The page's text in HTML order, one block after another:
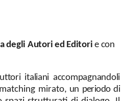
degli Autori ed Editorie con
italiani accompagnandoli
matching mirato, un periodo di